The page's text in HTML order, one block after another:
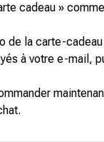
cadeau »
de la carte-
à votre e-mail,